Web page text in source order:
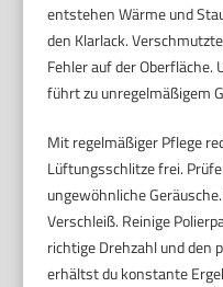
entstehen Wärme und
den Klarlack.
Fehler auf der
führt zu unregelmäßigem
Mit regelmäßiger Pflege
Lüftungsschlitze frei.
ungewöhnliche
Verschleiß. Reinige
richtige Drehzahl und den
erhältst du konstante